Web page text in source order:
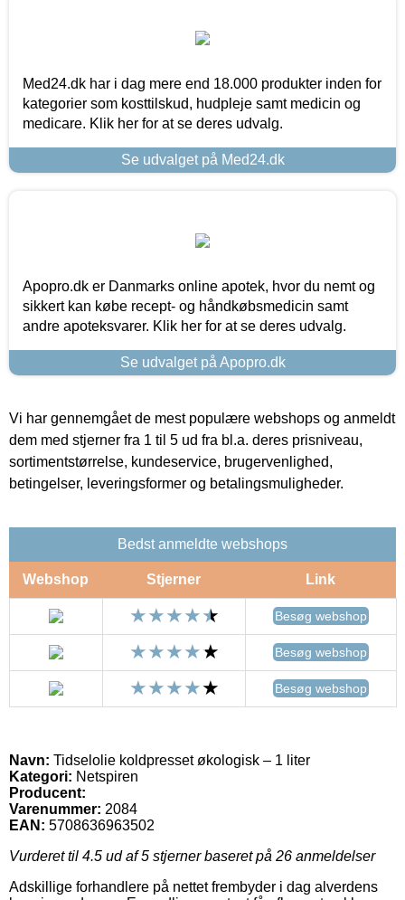
Med24.dk har i dag mere end 18.000 produkter inden for
kategorier som kosttilskud, hudpleje samt medicin og
medicare. Klik her for at se deres udvalg.
Se udvalget på Med24.dk
Apopro.dk er Danmarks online apotek, hvor du nemt og
sikkert kan købe recept- og håndkøbsmedicin samt
andre apoteksvarer. Klik her for at se deres udvalg.
Se udvalget på Apopro.dk
Vi har gennemgået de mest populære webshops og anmeldt
dem med stjerner fra 1 til 5 ud fra bl.a. deres prisniveau,
sortimentstørrelse, kundeservice, brugervenlighed,
betingelser, leveringsformer og betalingsmuligheder.
Bedst anmeldte webshops
Webshop Stjerner Link
Besøg webshop
Besøg webshop
Besøg webshop
Navn: Tidselolie koldpresset økologisk – 1 liter
Kategori: Netspiren
Producent:
Varenummer: 2084
EAN: 5708636963502
Vurderet til 4.5 ud af 5 stjerner baseret på 26 anmeldelser
Adskillige forhandlere på nettet frembyder i dag alverdens